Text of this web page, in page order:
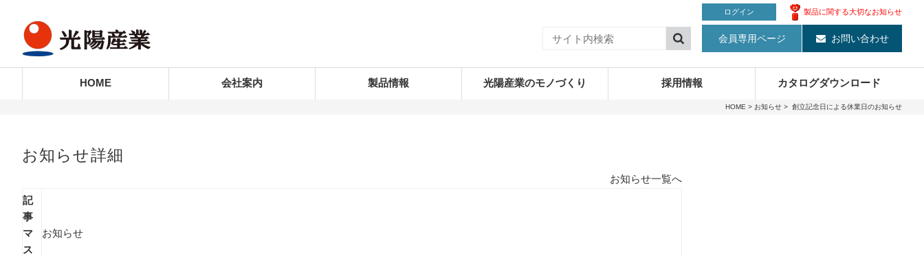
ログイン 製品に関する大切なお知らせ
会員専用ページ お問い合わせ
HOME 会社案内 製品情報 光陽産業のモノづくり 採用情報 カタログダウンロード
HOME > お知らせ > 創立記念日による休業日のお知らせ
お知らせ詳細
お知らせ一覧へ
記
事
マ
ス
お知らせ